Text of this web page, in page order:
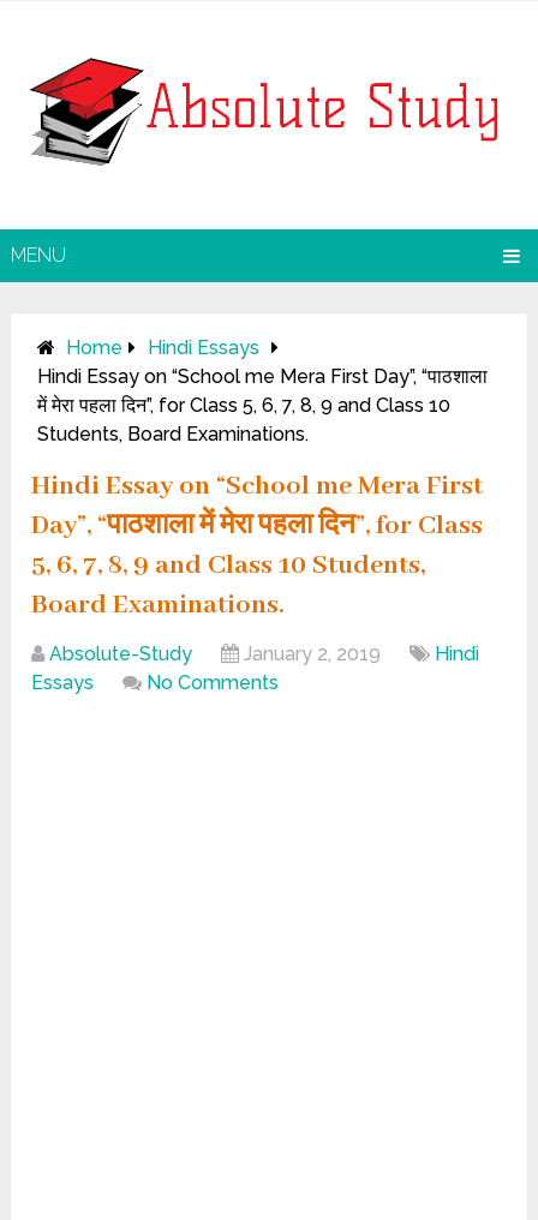
MENU
Home
Hindi Essays
Hindi Essay on “School me Mera First Day”, “पाठशाला
में मेरा पहला दिन”, for Class 5, 6, 7, 8, 9 and Class 10
Students, Board Examinations.
Hindi Essay on “School me Mera First
Day”, “पाठशाला में मेरा पहला दिन”, for Class
5, 6, 7, 8, 9 and Class 10 Students,
Board Examinations.
Absolute-Study January 2, 2019
Hindi
Essays
No Comments